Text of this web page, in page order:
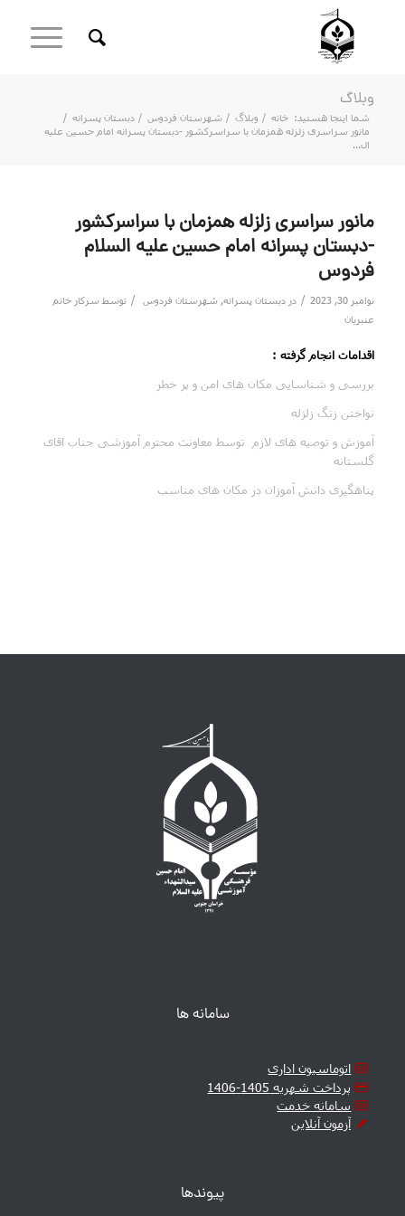
وبلاگ
شما اینجا هستید: خانه / وبلاگ / شهرستان فردوس / دبستان پسرانه /
مانور سراسری زلزله همزمان با سراسرکشور -دبستان پسرانه امام حسین علیه
ال...
مانور سراسری زلزله همزمان با سراسرکشور
-دبستان پسرانه امام حسین علیه السلام
فردوس
نوامبر 30, 2023 / در دبستان پسرانه, شهرستان فردوس / توسط سرکار خانم
عنبریان
اقدامات انجام گرفته :
بررسی و شناسایی مکان های امن و پر خطر
نواختن زنگ زلزله
آموزش و توصیه های لازم توسط معاونت محترم آموزشی جناب اقای
گلستانه
پناهگیری دانش آموزان در مکان های مناسب
سامانه ها
اتوماسیون اداری
پرداخت شهریه 1405-1406
سامانه خدمت
آزمون آنلاین
پیوندها